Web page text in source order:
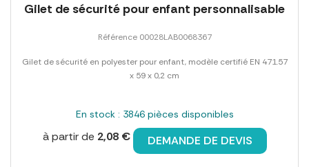
Gilet de sécurité pour enfant personnalisable
Référence 00028LAB0068367
Gilet de sécurité en polyester pour enfant, modèle certifié EN 471.57
x 59 x 0,2 cm
En stock : 3846 pièces disponibles
à partir de 2,08 € DEMANDE DE DEVIS